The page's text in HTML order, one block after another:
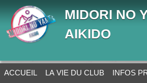
MIDORI NO
AIKIDO
ACCUEIL LA VIE DU CLUB INFOS
Panneau de gestion des cookies